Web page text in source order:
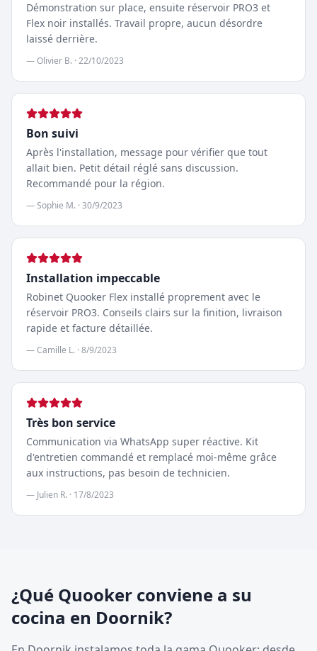
Démonstration sur place, ensuite réservoir PRO3 et
Flex noir installés. Travail propre, aucun désordre
laissé derrière.
—Olivier B. ·22/10/2023
Bon suivi
Après l'installation, message pour vérifier que tout
allait bien. Petit détail réglé sans discussion.
Recommandé pour la région.
—Sophie M. ·30/9/2023
Installation impeccable
Robinet Quooker Flex installé proprement avec le
réservoir PRO3. Conseils clairs sur la finition, livraison
rapide et facture détaillée.
—Camille L. ·8/9/2023
Très bon service
Communication via WhatsApp super réactive. Kit
d'entretien commandé et remplacé moi-même grâce
aux instructions, pas besoin de technicien.
— Julien R. · 17/8/2023
¿Qué Quooker conviene a su
cocina en Doornik?